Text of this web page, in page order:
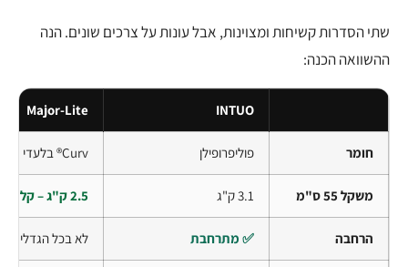
שתי הסדרות קשיחות ומצוינות, אבל עונות על צרכים שונים. הנה
ההשוואה הכנה:
INTUO
Major-Lite
חומר פוליפרופילן Curv® בלעדי
משקל 55 ס"מ 3.1 ק"ג 2.5 ק"ג – קל יותר
הרחבה ✅ מתרחבת לא בכל הגדלים